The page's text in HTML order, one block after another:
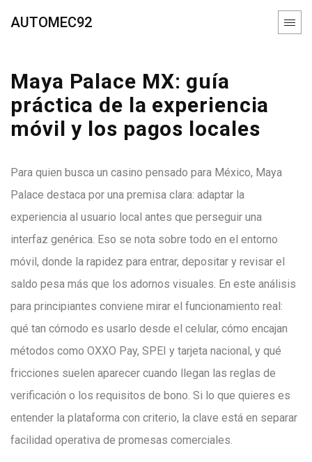
AUTOMEC92
Maya Palace MX: guía
práctica de la experiencia
móvil y los pagos locales
Para quien busca un casino pensado para México, Maya
Palace destaca por una premisa clara: adaptar la
experiencia al usuario local antes que perseguir una
interfaz genérica. Eso se nota sobre todo en el entorno
móvil, donde la rapidez para entrar, depositar y revisar el
saldo pesa más que los adornos visuales. En este análisis
para principiantes conviene mirar el funcionamiento real:
qué tan cómodo es usarlo desde el celular, cómo encajan
métodos como OXXO Pay, SPEI y tarjeta nacional, y qué
fricciones suelen aparecer cuando llegan las reglas de
verificación o los requisitos de bono. Si lo que quieres es
entender la plataforma con criterio, la clave está en separar
facilidad operativa de promesas comerciales.